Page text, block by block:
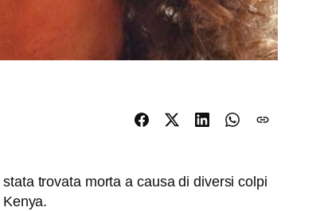
trovata morta a causa di diversi colpi